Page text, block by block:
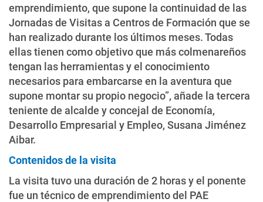
emprendimiento, que supone la continuidad de las
Jornadas de Visitas a Centros de Formación que se
han realizado durante los últimos meses. Todas
ellas tienen como objetivo que más colmenareños
tengan las herramientas y el conocimiento
necesarios para embarcarse en la aventura que
supone montar su propio negocio”, añade la tercera
teniente de alcalde y concejal de Economía,
Desarrollo Empresarial y Empleo, Susana Jiménez
Aibar.
Contenidos de la visita
La visita tuvo una duración de 2 horas y el ponente
fue un técnico de emprendimiento del PAE